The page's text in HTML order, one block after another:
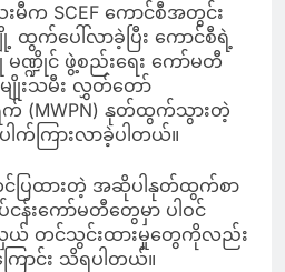
မီက SCEF ကောင်စီအတွင်း
က်ပေါ်လာခဲ့ပြီး ကောင်စီရဲ့
မဏ္ဍိုင် ဖွဲ့စည်းရေး ကော်မတီ
ျိုးသမီး လွှတ်တော်
(MWPN) နုတ်ထွက်သွားတဲ့
က်ကြားလာခဲ့ပါတယ်။
ပြထားတဲ့ အဆိုပါနုတ်ထွက်စာ
န်းကော်မတီတွေမှာ ပါဝင်
ယ် တင်သွင်းထားမှုတွေကိုလည်း
ောင်း သိရပါတယ်။